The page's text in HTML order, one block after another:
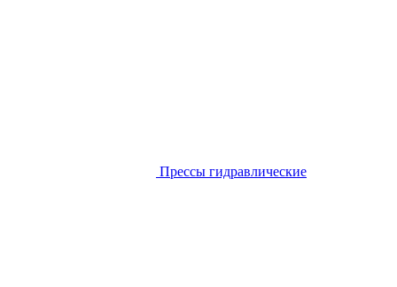
Прессы гидравлические